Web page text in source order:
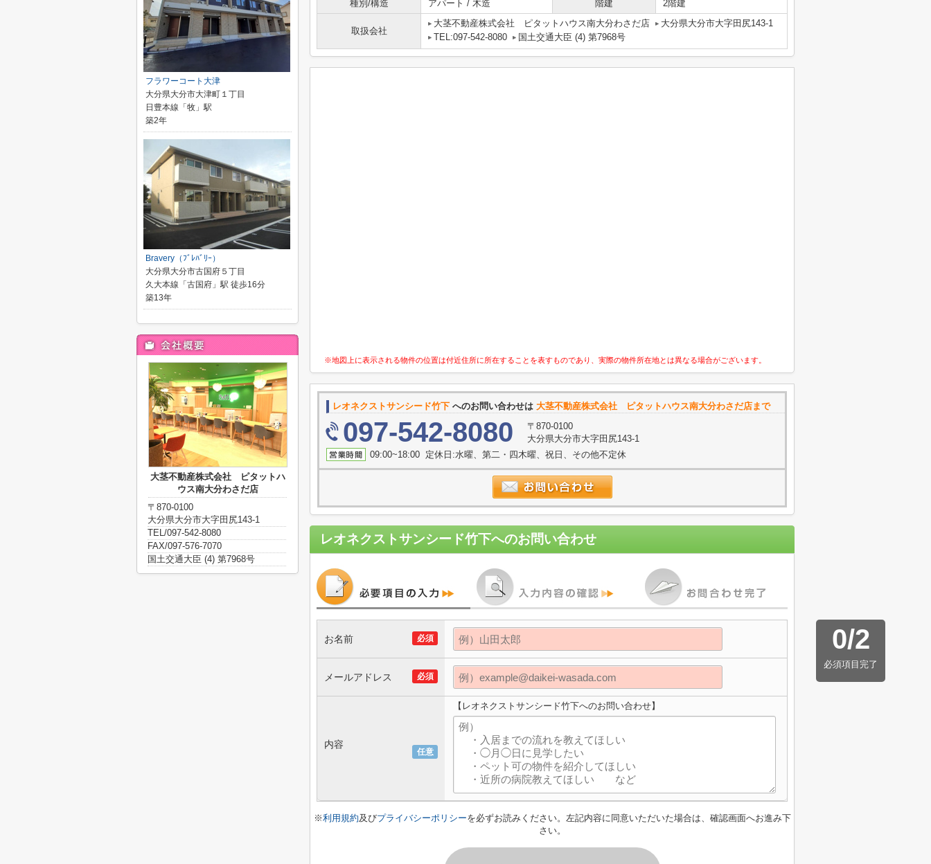
種別/構造
アパート / 木造 階建 2階建
取扱会社
大茎不動産株式会社 ピタットハウス南大分わさだ店
大分県大分市大字田尻143-1
TEL:097-542-8080
国土交通大臣 (4) 第7968号
※地図上に表示される物件の位置は付近住所に所在することを表すものであり、実際の物件所在地とは異なる場合がございます。
レオネクストサンシード竹下 へのお問い合わせは 大茎不動産株式会社 ピタットハウス南大分わさだ店まで
097-542-8080
〒870-0100
大分県大分市大字田尻143-1
09:00~18:00 定休日:水曜、第二・四木曜、祝日、その他不定休
レオネクストサンシード竹下へのお問い合わせ
0/2
必須項目完了
必須
お名前
必須
メールアドレス
任意
内容
【レオネクストサンシード竹下へのお問い合わせ】
※利用規約及びプライバシーポリシーを必ずお読みください。左記内容に同意いただいた場合は、確認画面へお進み下
さい。
フラワーコート大津
大分県大分市大津町１丁目
日豊本線「牧」駅
築2年
Bravery（ﾌﾞﾚﾊﾞﾘｰ）
大分県大分市古国府５丁目
久大本線「古国府」駅 徒歩16分
築13年
大茎不動産株式会社 ピタットハ
ウス南大分わさだ店
〒870-0100
大分県大分市大字田尻143-1
TEL/097-542-8080
FAX/097-576-7070
国土交通大臣 (4) 第7968号